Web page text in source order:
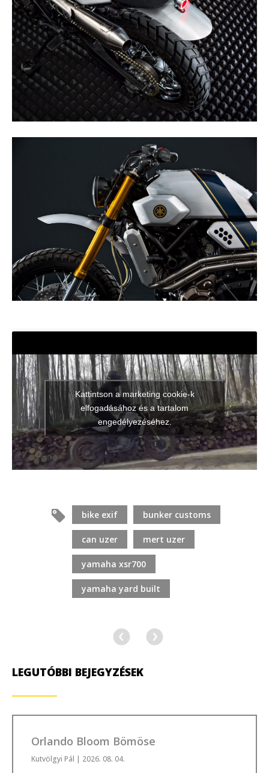
Kattintson a marketing cookie-k
elfogadásához és a tartalom
engedélyezéséhez.
bike exif bunker customs
can uzer mert uzer
yamaha xsr700
yamaha yard built
LEGUTÓBBI BEJEGYZÉSEK
Orlando Bloom Bömöse
Kutvölgyi Pál | 2026. 08. 04.